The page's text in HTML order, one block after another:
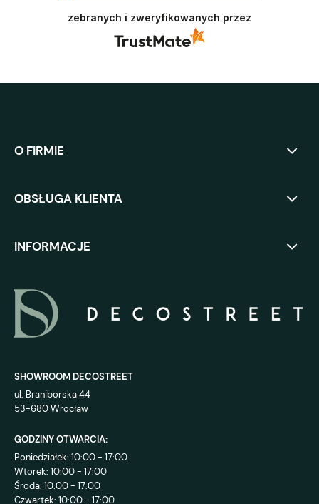
zebranych i zweryfikowanych przez
O FIRMIE
OBSŁUGA KLIENTA
INFORMACJE
SHOWROOM DECOSTREET
ul. Braniborska 44
53-680 Wrocław
GODZINY OTWARCIA:
Poniedziałek: 10:00 - 17:00
Wtorek: 10:00 - 17:00
Środa: 10:00 - 17:00
Czwartek: 10:00 - 17:00